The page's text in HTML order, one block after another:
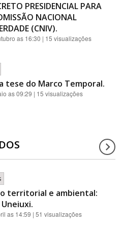
PRESIDENCIAL PARA
NACIONAL
(CNIV).
as 16:30 | 15 visualizações
tese do Marco Temporal.
as 09:29 | 15 visualizações
territorial e ambiental:
as 14:59 | 51 visualizações